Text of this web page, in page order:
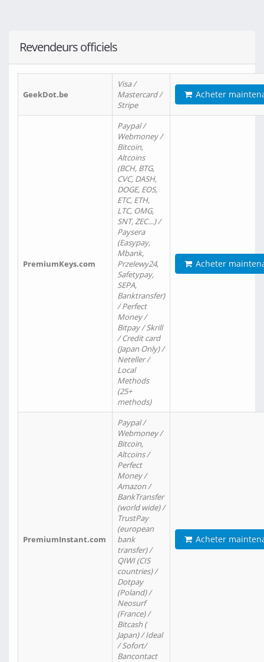
Revendeurs officiels
GeekDot.be
Visa /
Mastercard /
Stripe
Acheter
PremiumKeys.com
Paypal /
Webmoney /
Bitcoin,
Altcoins
(BCH, BTG,
CVC, DASH,
DOGE, EOS,
ETC, ETH,
LTC, OMG,
SNT, ZEC…) /
Paysera
(Easypay,
Mbank,
Przelewy24,
Safetypay,
SEPA,
Banktransfer)
/ Perfect
Money /
Bitpay / Skrill
/ Credit card
(Japan Only) /
Neteller /
Local
Methods
(25+
methods)
Acheter
PremiumInstant.com
Paypal /
Webmoney /
Bitcoin,
Altcoins /
Perfect
Money /
Amazon /
BankTransfer
(world wide) /
TrustPay
(european
bank
transfer) /
QIWI (CIS
countries) /
Dotpay
(Poland) /
Neosurf
(France) /
Bitcash (
Japan) / Ideal
/ Sofort/
Bancontact
Acheter